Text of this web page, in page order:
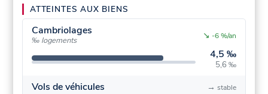
ATTEINTES AUX BIENS
Cambriolages
‰ logements
4,5 ‰
5,6 ‰
↘ -6 %/an
Vols de véhicules
→ stable